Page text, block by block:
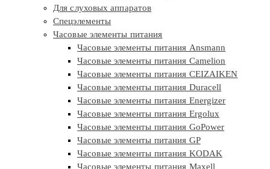
Для слуховых аппаратов
Спецэлементы
Часовые элементы питания
Часовые элементы питания Ansmann
Часовые элементы питания Camelion
Часовые элементы питания CEIZAIKEN
Часовые элементы питания Duracell
Часовые элементы питания Energizer
Часовые элементы питания Ergolux
Часовые элементы питания GoPower
Часовые элементы питания GP
Часовые элементы питания KODAK
Часовые элементы питания Maxell